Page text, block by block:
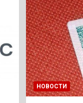
НОВОСТИ